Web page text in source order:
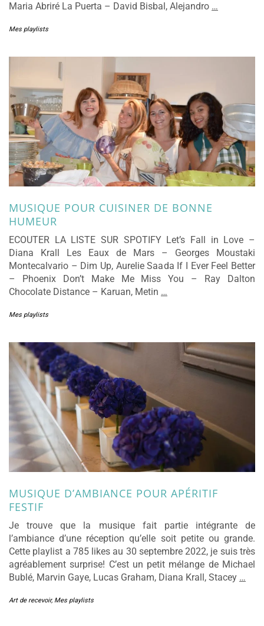
Maria Abriré La Puerta – David Bisbal, Alejandro …
Mes playlists
MUSIQUE POUR CUISINER DE BONNE
HUMEUR
ECOUTER LA LISTE SUR SPOTIFY Let’s Fall in Love –
Diana Krall Les Eaux de Mars – Georges Moustaki
Montecalvario – Dim Up, Aurelie Saada If I Ever Feel Better
– Phoenix Don’t Make Me Miss You – Ray Dalton
Chocolate Distance – Karuan, Metin …
Mes playlists
MUSIQUE D’AMBIANCE POUR APÉRITIF
FESTIF
Je trouve que la musique fait partie intégrante de
l’ambiance d’une réception qu’elle soit petite ou grande.
Cette playlist a 785 likes au 30 septembre 2022, je suis très
agréablement surprise! C’est un petit mélange de Michael
Bublé, Marvin Gaye, Lucas Graham, Diana Krall, Stacey …
Art de recevoir, Mes playlists